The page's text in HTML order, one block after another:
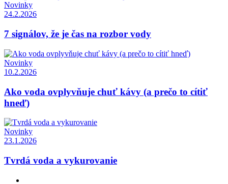
Novinky
24.2.2026
7 signálov, že je čas na rozbor vody
Novinky
10.2.2026
Ako voda ovplyvňuje chuť kávy (a prečo to cítiť
hneď)
Novinky
23.1.2026
Tvrdá voda a vykurovanie